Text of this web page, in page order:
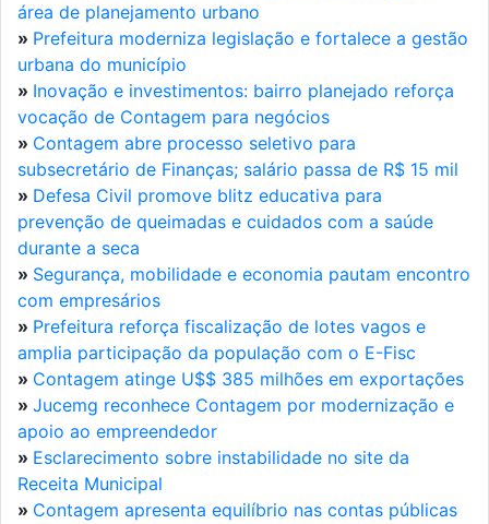
área de planejamento urbano
» Prefeitura moderniza legislação e fortalece a gestão
urbana do município
» Inovação e investimentos: bairro planejado reforça
vocação de Contagem para negócios
» Contagem abre processo seletivo para
subsecretário de Finanças; salário passa de R$ 15 mil
» Defesa Civil promove blitz educativa para
prevenção de queimadas e cuidados com a saúde
durante a seca
» Segurança, mobilidade e economia pautam encontro
com empresários
» Prefeitura reforça fiscalização de lotes vagos e
amplia participação da população com o E-Fisc
» Contagem atinge U$$ 385 milhões em exportações
» Jucemg reconhece Contagem por modernização e
apoio ao empreendedor
» Esclarecimento sobre instabilidade no site da
Receita Municipal
» Contagem apresenta equilíbrio nas contas públicas